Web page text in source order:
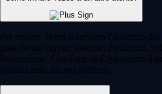
Per inviare Tezos ti servono l'indirizzo
piattaforma crypto. Inserisci l'indirizzo,
l'operazione. Con l'app di Crypto.com il
gestisci tutto dal tuo telefono.